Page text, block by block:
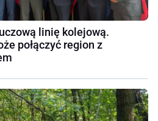
linię kolejową.
połączyć region z